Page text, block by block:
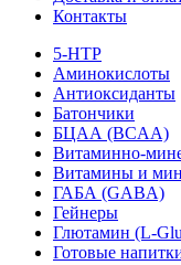
Контакты
5-HTP
Аминокислоты
Антиоксиданты
Батончики
БЦАА (BCAA)
Витаминно-
Витамины и
ГАБА (GABA)
Гейнеры
Глютамин (L-
Готовые